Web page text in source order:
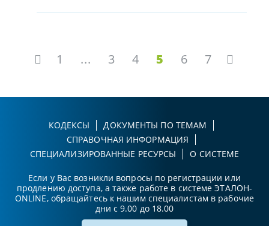
1 ... 3 4 5 6 7
КОДЕКСЫ
ДОКУМЕНТЫ ПО ТЕМАМ
СПРАВОЧНАЯ ИНФОРМАЦИЯ
СПЕЦИАЛИЗИРОВАННЫЕ РЕСУРСЫ
О СИСТЕМЕ
Если у Вас возникли вопросы по регистрации или
продлению доступа, а также работе в системе ЭТАЛОН-
ONLINE, обращайтесь к нашим специалистам в рабочие
дни с 9.00 до 18.00